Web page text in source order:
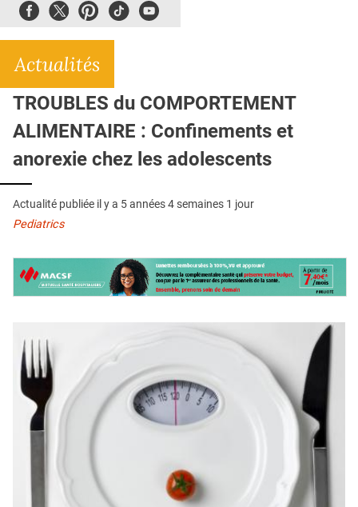
THÉMA
CRÉDITS
FacebookTwitterPinterest
TiktokYoubute
Actualités
TROUBLES du COMPORTEMENT
ALIMENTAIRE : Confinements et
anorexie chez les adolescents
Actualité publiée il y a 5 années 4 semaines 1 jour
Pediatrics